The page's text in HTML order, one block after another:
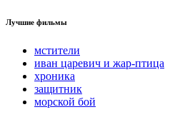
Лучшие фильмы
мстители
иван царевич и жар-птица
хроника
защитник
морской бой